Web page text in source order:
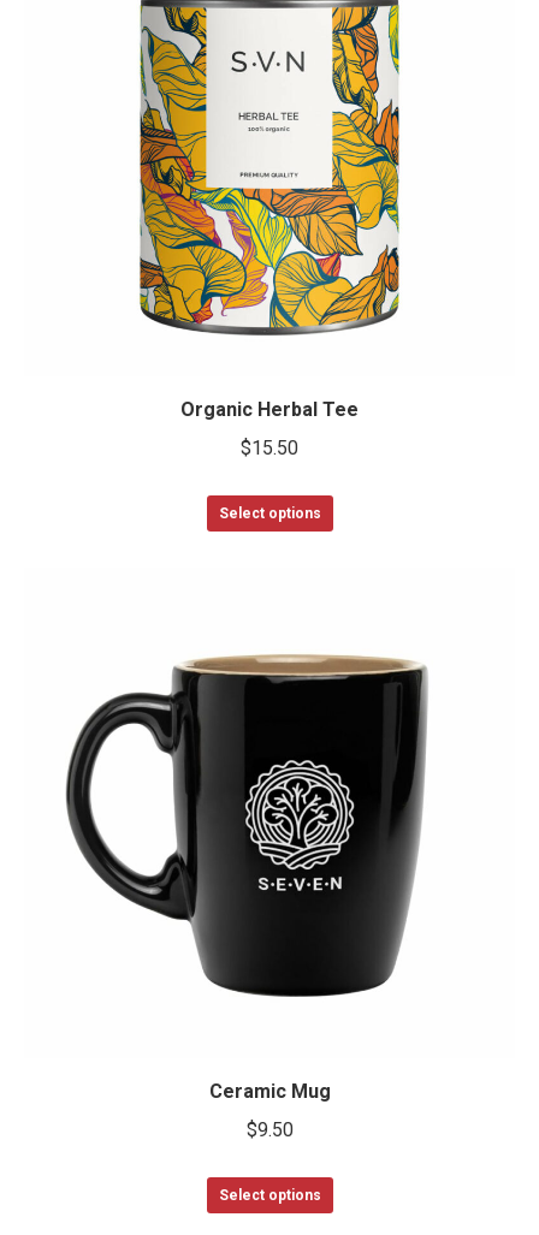
Organic Herbal Tee
$15.50
Select options
Ceramic Mug
$9.50
Select options